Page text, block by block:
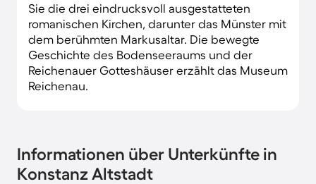
Sie die drei eindrucksvoll ausgestatteten
romanischen Kirchen, darunter das Münster mit
dem berühmten Markusaltar. Die bewegte
Geschichte des Bodenseeraums und der
Reichenauer Gotteshäuser erzählt das Museum
Reichenau.
Informationen über Unterkünfte in
Konstanz Altstadt